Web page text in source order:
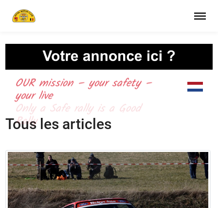
OUR mission – your safety –
your live
Tous les articles